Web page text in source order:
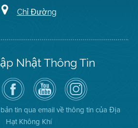
Chỉ Đường
Nhật Thông Tin
Truy
cập
Trang
Facebook
của
Địa
Hạt
Kênh
YouTube
của
Địa
Hạt
Không
Khí
Air
District
on
Instagram
tin qua email về thông tin của Địa
Hạt Không Khí